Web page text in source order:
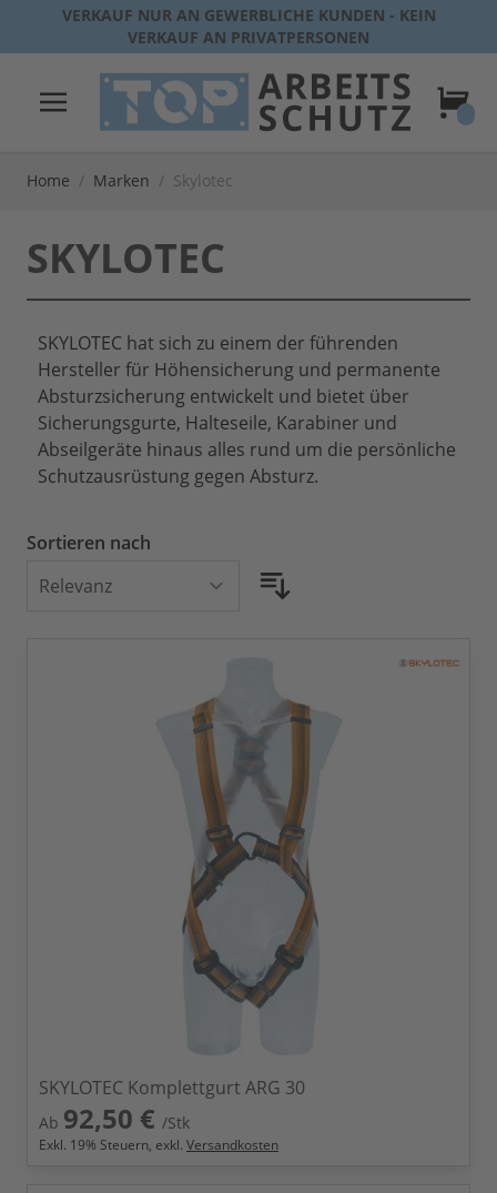
Direkt zum Inhalt
VERKAUF NUR AN GEWERBLICHE KUNDEN - KEIN
VERKAUF AN PRIVATPERSONEN
Home / Marken / Skylotec
SKYLOTEC
SKYLOTEC hat sich zu einem der führenden
Hersteller für Höhensicherung und permanente
Absturzsicherung entwickelt und bietet über
Sicherungsgurte, Halteseile, Karabiner und
Abseilgeräte hinaus alles rund um die persönliche
Schutzausrüstung gegen Absturz.
Sortieren nach
SKYLOTEC Komplettgurt ARG 30
Ab 92,50 € /Stk
Exkl. 19% Steuern, exkl. Versandkosten